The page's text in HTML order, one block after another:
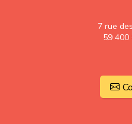
7 rue
59 400